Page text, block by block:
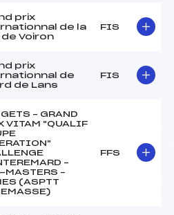
prix
de la
de Voiron
FIS
prix
de
de Lans
FIS
– GRAND
VITAM "QUALIF
–
MASTERS –
(ASPTT
FFS